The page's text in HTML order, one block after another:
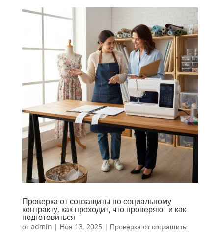
Проверка от соцзащиты по социальному
контракту, как проходит, что проверяют и как
подготовиться
отadmin | Ноя 13, 2025| Проверка от соцзащиты